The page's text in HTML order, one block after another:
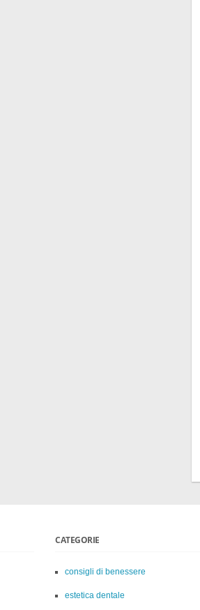
CATEGORIE
consigli di benessere
estetica dentale